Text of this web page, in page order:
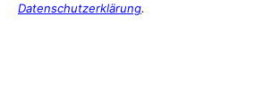
Datenschutzerklärung.